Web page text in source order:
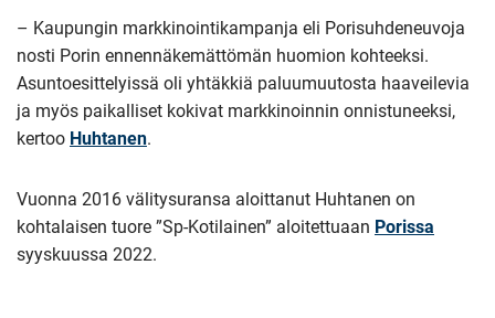
– Kaupungin markkinointikampanja eli Porisuhdeneuvoja
nosti Porin ennennäkemättömän huomion kohteeksi.
Asuntoesittelyissä oli yhtäkkiä paluumuutosta haaveilevia
ja myös paikalliset kokivat markkinoinnin onnistuneeksi,
kertoo Huhtanen.
Vuonna 2016 välitysuransa aloittanut Huhtanen on
kohtalaisen tuore ”Sp-Kotilainen” aloitettuaan Porissa
syyskuussa 2022.